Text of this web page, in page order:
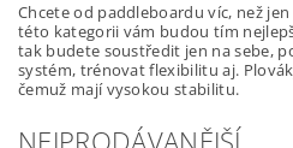
Chcete od paddleboardu víc, než
této kategorii vám budou tím
tak budete soustředit jen na sebe,
systém, trénovat flexibilitu aj.
čemuž mají vysokou stabilitu.
NEJPRODÁVANĚJŠÍ